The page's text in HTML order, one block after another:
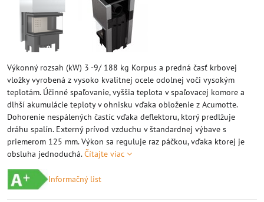
Výkonný rozsah (kW) 3 -9/ 188 kg Korpus a predná časť krbovej
vložky vyrobená z vysoko kvalitnej ocele odolnej voči vysokým
teplotám. Účinné spaľovanie, vyššia teplota v spaľovacej komore a
dlhší akumulácie teploty v ohnisku vďaka obloženie z Acumotte.
Dohorenie nespálených častíc vďaka deflektoru, ktorý predlžuje
dráhu spalín. Externý prívod vzduchu v štandardnej výbave s
priemerom 125 mm. Výkon sa reguluje raz páčkou, vďaka ktorej je
obsluha jednoduchá.Čítajte viac
Informačný list